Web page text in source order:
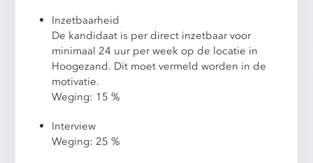
Inzetbaarheid
De kandidaat is per direct inzetbaar voor
minimaal 24 uur per week op de locatie in
Hoogezand. Dit moet vermeld worden in de
motivatie.
Weging: 15 %
Interview
Weging: 25 %